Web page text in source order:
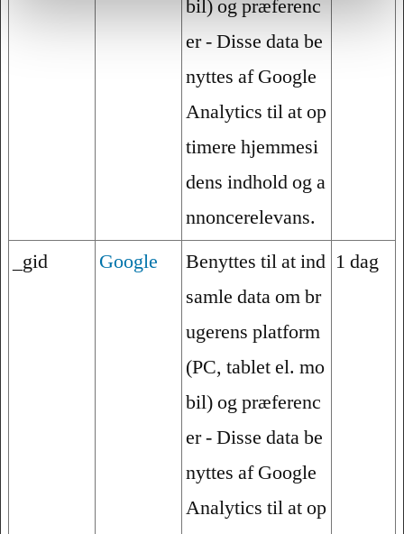
bil) og præferenc
er - Disse data be
nyttes af Google
Analytics til at op
timere hjemmesi
dens indhold og a
nnoncerelevans.
_gid Google
Benyttes til at ind
samle data om br
ugerens platform
(PC, tablet el. mo
bil) og præferenc
er - Disse data be
nyttes af Google
Analytics til at op
1 dag